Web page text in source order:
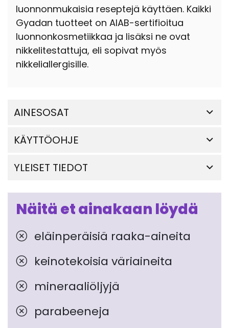
luonnonmukaisia reseptejä käyttäen. Kaikki
Gyadan tuotteet on AIAB-sertifioitua
luonnonkosmetiikkaa ja lisäksi ne ovat
nikkelitestattuja, eli sopivat myös
nikkeliallergisille.
AINESOSAT
KÄYTTÖOHJE
YLEISET TIEDOT
Näitä et ainakaan löydä
eläinperäisiä raaka-aineita
keinotekoisia väriaineita
mineraaliöljyjä
parabeeneja